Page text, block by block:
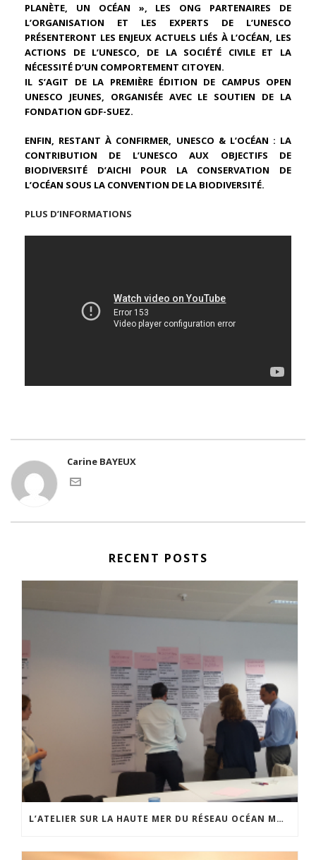
PLANÈTE, UN OCÉAN », LES ONG PARTENAIRES DE
L’ORGANISATION ET LES EXPERTS DE L’UNESCO
PRÉSENTERONT LES ENJEUX ACTUELS LIÉS À L’OCÉAN, LES
ACTIONS DE L’UNESCO, DE LA SOCIÉTÉ CIVILE ET LA
NÉCESSITÉ D’UN COMPORTEMENT CITOYEN.
IL S’AGIT DE LA PREMIÈRE ÉDITION DE CAMPUS OPEN
UNESCO JEUNES, ORGANISÉE AVEC LE SOUTIEN DE LA
FONDATION GDF-SUEZ.
ENFIN, RESTANT À CONFIRMER, UNESCO & L’OCÉAN : LA
CONTRIBUTION DE L’UNESCO AUX OBJECTIFS DE
BIODIVERSITÉ D’AICHI POUR LA CONSERVATION DE
L’OCÉAN SOUS LA CONVENTION DE LA BIODIVERSITÉ.
PLUS D’INFORMATIONS
Carine BAYEUX
RECENT POSTS
L’ATELIER SUR LA HAUTE MER DU RÉSEAU OCÉAN MONDIAL